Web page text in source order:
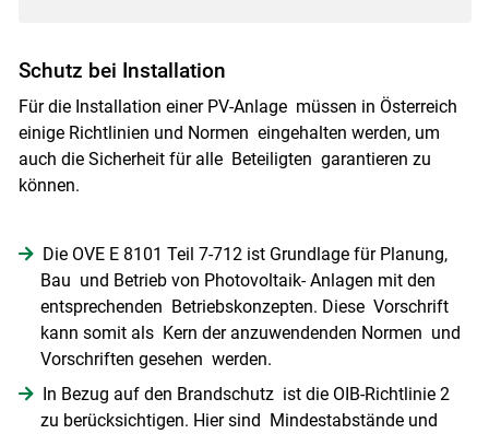
Schutz bei Installation
Für die Installation einer PV-Anlage müssen in Österreich
einige Richtlinien und Normen eingehalten werden, um
auch die Sicherheit für alle Beteiligten garantieren zu
können.
Die OVE E 8101 Teil 7-712 ist Grundlage für Planung,
Bau und Betrieb von Photovoltaik- Anlagen mit den
entsprechenden Betriebskonzepten. Diese Vorschrift
kann somit als Kern der anzuwendenden Normen und
Vorschriften gesehen werden.
In Bezug auf den Brandschutz ist die OIB-Richtlinie 2
zu berücksichtigen. Hier sind Mindestabstände und